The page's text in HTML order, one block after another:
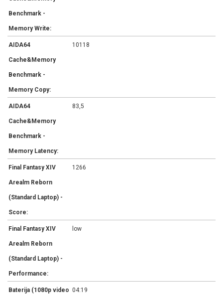
Benchmark -
Memory Write:
AIDA64
Cache&Memory
Benchmark -
Memory Copy:
10118
AIDA64
Cache&Memory
Benchmark -
Memory Latency:
83,5
Final Fantasy XIV
Arealm Reborn
(Standard Laptop) -
Score:
1266
Final Fantasy XIV
Arealm Reborn
(Standard Laptop) -
Performance:
low
Baterija (1080p video 04:19